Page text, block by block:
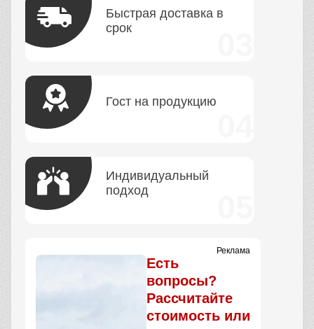
Быстрая доставка в
срок
Гост на продукцию
Индивидуальный
подход
Реклама
Есть
вопросы?
Рассчитайте
стоимость или